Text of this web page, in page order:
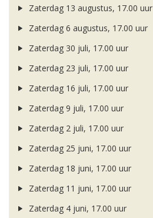
Zaterdag 13 augustus, 17.00 uur
Zaterdag 6 augustus, 17.00 uur
Zaterdag 30 juli, 17.00 uur
Zaterdag 23 juli, 17.00 uur
Zaterdag 16 juli, 17.00 uur
Zaterdag 9 juli, 17.00 uur
Zaterdag 2 juli, 17.00 uur
Zaterdag 25 juni, 17.00 uur
Zaterdag 18 juni, 17.00 uur
Zaterdag 11 juni, 17.00 uur
Zaterdag 4 juni, 17.00 uur